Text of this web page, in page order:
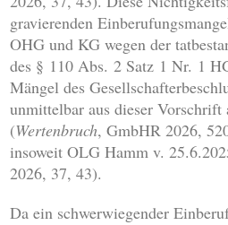
gravierenden
OHG und KG wegen der
des § 110 Abs. 2 Satz 1 Nr. 1
Mängel des
unmittelbar aus dieser Vorschrift
(Wertenbruch, GmbHR 2026,
insoweit OLG Hamm v.
2026, 37, 43).
Da ein schwerwiegender